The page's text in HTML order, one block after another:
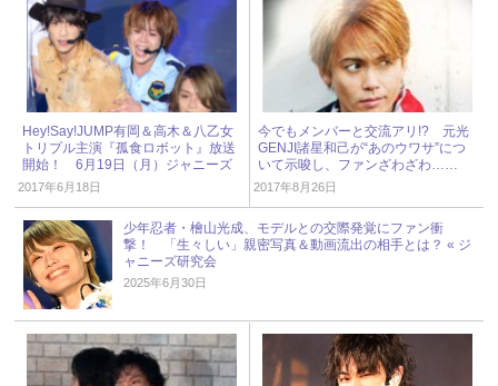
Hey!Say!JUMP有岡＆高木＆八乙女
トリプル主演『孤食ロボット』放送
開始！ 6月19日（月）ジャニーズ
アイドル出演情報
2017年6月18日
今でもメンバーと交流アリ!? 元光
GENJI諸星和己が“あのウワサ”につ
いて示唆し、ファンざわざわ……
2017年8月26日
少年忍者・檜山光成、モデルとの交際発覚にファン衝
撃！ 「生々しい」親密写真＆動画流出の相手とは？ « ジ
ャニーズ研究会
2025年6月30日